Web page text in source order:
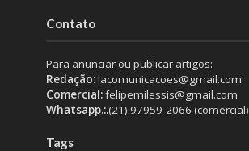
Contato
Para anunciar ou publicar artigos:
Redação:lacomunicacoes@gmail.com
Comercial:felipemilessis@gmail.com
Whatsapp.:.(21) 97959-2066 (comercial)
Tags